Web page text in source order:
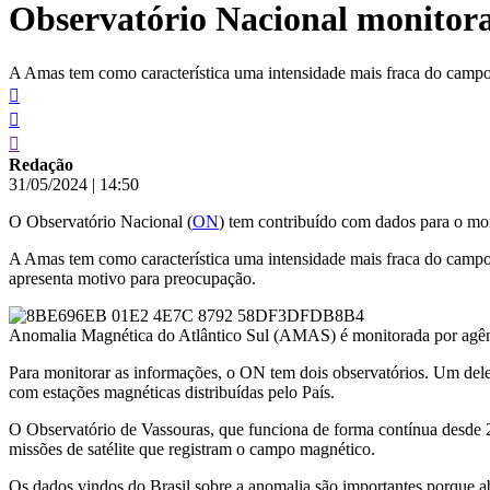
conteúdo
Observatório Nacional
A Amas tem como característica uma intensidade mais fraca do
Redação
31/05/2024 | 14:50
O Observatório Nacional (ON) tem contribuído com dados para o
A Amas tem como característica uma intensidade mais fraca do
apresenta motivo para preocupação.
Anomalia Magnética do Atlântico Sul (AMAS) é monitorada por
Para monitorar as informações, o ON tem dois observatórios. Um
com estações magnéticas distribuídas pelo País.
O Observatório de Vassouras, que funciona de forma contínua
missões de satélite que registram o campo magnético.
Os dados vindos do Brasil sobre a anomalia são importantes porque